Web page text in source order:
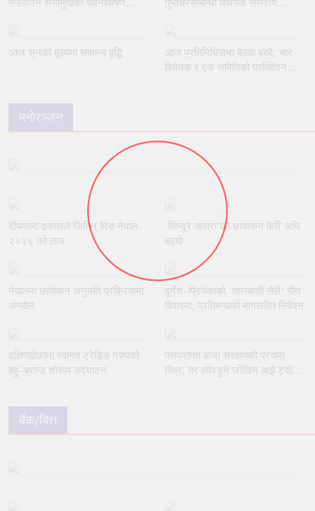
नउठाउन सभामुखको ध्यानाकर्षण
गुप्तचरसम्बन्धी विधेयक संसदीय
आज सुनको मूल्यमा सामान्य वृद्धि
आज प्रतिनिधिसभा बैठक बस्दै, चार
विधेयक र एक समितिको प्रतिवेदन
मनोरञ्जन
दीपमाला ढकालले जितिन् मिस नेपाल–
२०२६ को ताज
‘सिन्दुरे जात्रा’को छायांकन फेरि अघि
बढ्यो
नेपालमा छायांकन अनुमति प्रक्रियामा
अन्योल
दुर्गेश–प्रियंकाको ‘ताराबाजी लैलै’ गीत
विवादमा, प्रतिबन्धको मागसहित निवेदन
दक्षिणढोकामा स्वागत ट्रेडिङ ग्रुपको
बहु–ब्रान्ड शोरूम उद्घाटन
परम्परागत बाजा संरक्षणको प्रयास
तीव्र, तर लोप हुने जोखिम अझै टर्‍यो
बैंक/बित्त